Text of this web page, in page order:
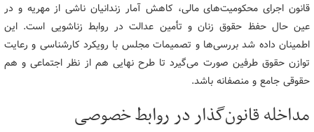
قانون اجرای محکومیت‌های مالی، کاهش آمار زندانیان ناشی از مهریه و در
عین حال حفظ حقوق زنان و تأمین عدالت در روابط زناشویی است. این
اطمینان داده شد بررسی‌ها و تصمیمات مجلس با رویکرد کارشناسی و رعایت
توازن حقوق طرفین صورت می‌گیرد تا طرح نهایی هم از نظر اجتماعی و هم
حقوقی جامع و منصفانه باشد.
مداخله قانون‌گذار در روابط خصوصی